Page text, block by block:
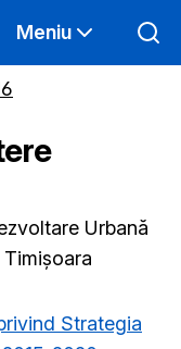
Meniu
Urbană
Strategia